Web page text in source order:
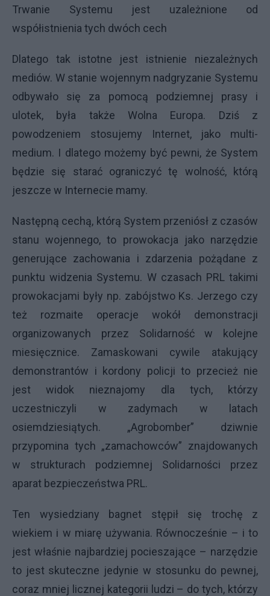
Trwanie Systemu jest uzależnione od
współistnienia tych dwóch cech
Dlatego tak istotne jest istnienie niezależnych
mediów. W stanie wojennym nadgryzanie Systemu
odbywało się za pomocą podziemnej prasy i
ulotek, była także Wolna Europa. Dziś z
powodzeniem stosujemy Internet, jako multi-
medium. I dlatego możemy być pewni, że System
będzie się starać ograniczyć tę wolność, którą
jeszcze w Internecie mamy.
Następną cechą, którą System przeniósł z czasów
stanu wojennego, to prowokacja jako narzędzie
generujące zachowania i zdarzenia pożądane z
punktu widzenia Systemu. W czasach PRL takimi
prowokacjami były np. zabójstwo Ks. Jerzego czy
też rozmaite operacje wokół demonstracji
organizowanych przez Solidarność w kolejne
miesięcznice. Zamaskowani cywile atakujący
demonstrantów i kordony policji to przecież nie
jest widok nieznajomy dla tych, którzy
uczestniczyli w zadymach w latach
osiemdziesiątych. „Agrobomber” dziwnie
przypomina tych „zamachowców” znajdowanych
w strukturach podziemnej Solidarności przez
aparat bezpieczeństwa PRL.
Ten wysiedziany bagnet stępił się trochę z
wiekiem i w miarę używania. Równocześnie – i to
jest właśnie najbardziej pocieszające – narzędzie
to jest skuteczne jedynie w stosunku do pewnej,
coraz mniej licznej kategorii ludzi – do tych, którzy